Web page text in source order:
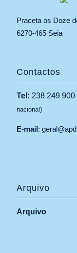
Praceta os Doze
6270-465 Seia
Contactos
Tel: 238 249 900
nacional)
E-mail:
Arquivo
Arquivo